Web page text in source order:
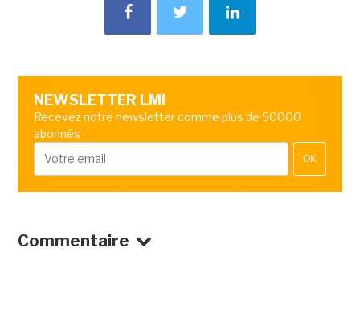
NEWSLETTER LMI
Recevez notre newsletter comme plus de 50000
abonnés
OK
Commentaire